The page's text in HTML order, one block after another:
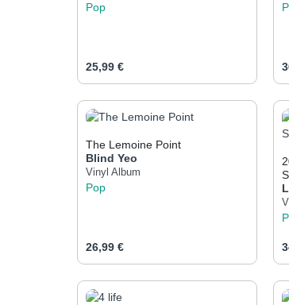
Pop
Regulärer Preis:
25,99 €
Produkt Anzahl: Gib
The Lemoine Point
Blind Yeo
Vinyl Album
Pop
Regulärer Preis:
26,99 €
Produkt Anzahl: Gib